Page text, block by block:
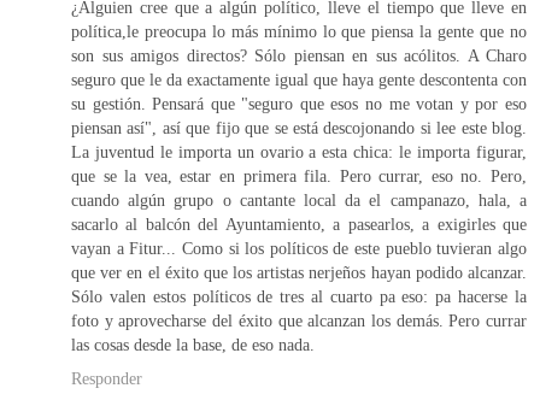
¿Alguien cree que a algún político, lleve el tiempo que lleve en
política,le preocupa lo más mínimo lo que piensa la gente que no
son sus amigos directos? Sólo piensan en sus acólitos. A Charo
seguro que le da exactamente igual que haya gente descontenta con
su gestión. Pensará que "seguro que esos no me votan y por eso
piensan así", así que fijo que se está descojonando si lee este blog.
La juventud le importa un ovario a esta chica: le importa figurar,
que se la vea, estar en primera fila. Pero currar, eso no. Pero,
cuando algún grupo o cantante local da el campanazo, hala, a
sacarlo al balcón del Ayuntamiento, a pasearlos, a exigirles que
vayan a Fitur... Como si los políticos de este pueblo tuvieran algo
que ver en el éxito que los artistas nerjeños hayan podido alcanzar.
Sólo valen estos políticos de tres al cuarto pa eso: pa hacerse la
foto y aprovecharse del éxito que alcanzan los demás. Pero currar
las cosas desde la base, de eso nada.
Responder